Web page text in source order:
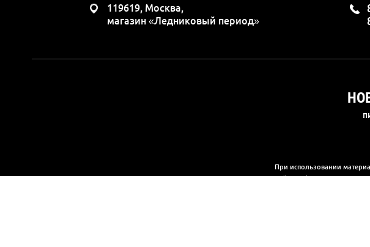
119619, Москва,
магазин «Ледниковый период»
При использовании
Вся представленная на сайте информация носит